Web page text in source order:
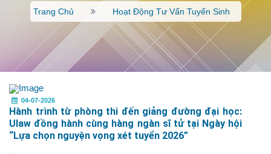
Trang Chủ Hoạt Động Tư Vấn Tuyển Sinh
04-07-2026
Hành trình từ phòng thi đến giảng đường đại học:
Ulaw đồng hành cùng hàng ngàn sĩ tử tại Ngày hội
“Lựa chọn nguyện vọng xét tuyển 2026”